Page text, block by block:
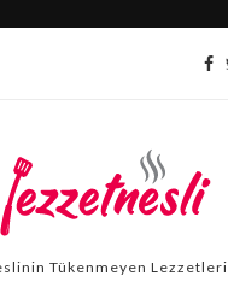
Tükenmeyen Lezzetleri